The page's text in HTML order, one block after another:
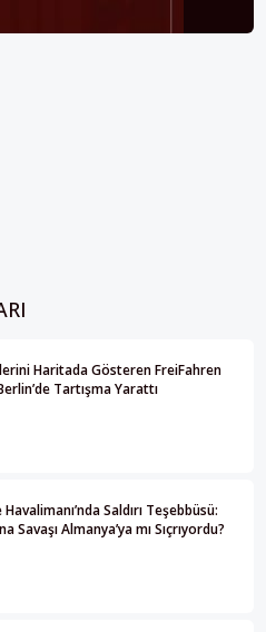
Haritada Gösteren FreiFahren
Tartışma Yarattı
Saldırı Teşebbüsü:
Savaşı Almanya’ya mı Sıçrıyordu?